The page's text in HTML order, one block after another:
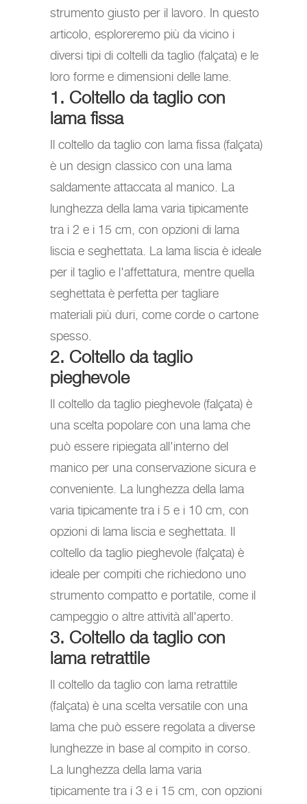
strumento giusto per il lavoro. In questo
articolo, esploreremo più da vicino i
diversi tipi di coltelli da taglio (falçata) e le
loro forme e dimensioni delle lame.
1. Coltello da taglio con
lama fissa
Il coltello da taglio con lama fissa (falçata)
è un design classico con una lama
saldamente attaccata al manico. La
lunghezza della lama varia tipicamente
tra i 2 e i 15 cm, con opzioni di lama
liscia e seghettata. La lama liscia è ideale
per il taglio e l'affettatura, mentre quella
seghettata è perfetta per tagliare
materiali più duri, come corde o cartone
spesso.
2. Coltello da taglio
pieghevole
Il coltello da taglio pieghevole (falçata) è
una scelta popolare con una lama che
può essere ripiegata all'interno del
manico per una conservazione sicura e
conveniente. La lunghezza della lama
varia tipicamente tra i 5 e i 10 cm, con
opzioni di lama liscia e seghettata. Il
coltello da taglio pieghevole (falçata) è
ideale per compiti che richiedono uno
strumento compatto e portatile, come il
campeggio o altre attività all'aperto.
3. Coltello da taglio con
lama retrattile
Il coltello da taglio con lama retrattile
(falçata) è una scelta versatile con una
lama che può essere regolata a diverse
lunghezze in base al compito in corso.
La lunghezza della lama varia
tipicamente tra i 3 e i 15 cm, con opzioni